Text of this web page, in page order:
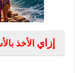
إزاي الأخذ